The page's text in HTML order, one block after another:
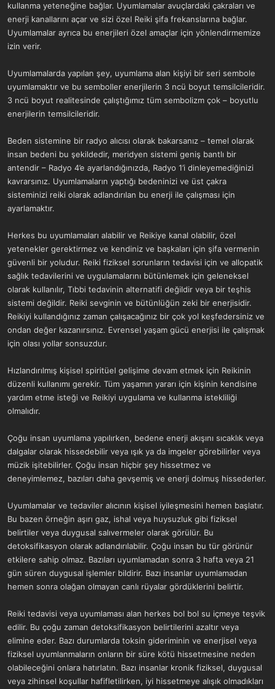
kullanma yeteneğine bağlar. Uyumlamalar avuçlardaki çakraları ve
enerji kanallarını açar ve sizi özel Reiki şifa frekanslarına bağlar.
Uyumlamalar ayrıca bu enerjileri özel amaçlar için yönlendirmemize
izin verir.
Uyumlamalarda yapılan şey, uyumlama alan kişiyi bir seri sembole
uyumlamaktır ve bu semboller enerjilerin 3 ncü boyut temsilcileridir.
3 ncü boyut realitesinde çalıştığımız tüm sembolizm çok – boyutlu
enerjilerin temsilcileridir.
Beden sistemine bir radyo alıcısı olarak bakarsanız – temel olarak
insan bedeni bu şekildedir, meridyen sistemi geniş bantlı bir
antendir – Radyo 4’e ayarlandığınızda, Radyo 1’i dinleyemediğinizi
kavrarsınız. Uyumlamaların yaptığı bedeninizi ve üst çakra
sisteminizi reiki olarak adlandırılan bu enerji ile çalışması için
ayarlamaktır.
Herkes bu uyumlamaları alabilir ve Reikiye kanal olabilir, özel
yetenekler gerektirmez ve kendiniz ve başkaları için şifa vermenin
güvenli bir yoludur. Reiki fiziksel sorunların tedavisi için ve allopatik
sağlık tedavilerini ve uygulamalarını bütünlemek için geleneksel
olarak kullanılır, Tıbbi tedavinin alternatifi değildir veya bir teşhis
sistemi değildir. Reiki sevginin ve bütünlüğün zeki bir enerjisidir.
Reikiyi kullandığınız zaman çalışacağınız bir çok yol keşfedersiniz ve
ondan değer kazanırsınız. Evrensel yaşam gücü enerjisi ile çalışmak
için olası yollar sonsuzdur.
Hızlandırılmış kişisel spiritüel gelişime devam etmek için Reikinin
düzenli kullanımı gerekir. Tüm yaşamın yararı için kişinin kendisine
yardım etme isteği ve Reikiyi uygulama ve kullanma istekliliği
olmalıdır.
Çoğu insan uyumlama yapılırken, bedene enerji akışını sıcaklık veya
dalgalar olarak hissedebilir veya ışık ya da imgeler görebilirler veya
müzik işitebilirler. Çoğu insan hiçbir şey hissetmez ve
deneyimlemez, bazıları daha gevşemiş ve enerji dolmuş hissederler.
Uyumlamalar ve tedaviler alıcının kişisel iyileşmesini hemen başlatır.
Bu bazen örneğin aşırı gaz, ishal veya huysuzluk gibi fiziksel
belirtiler veya duygusal salıvermeler olarak görülür. Bu
detoksifikasyon olarak adlandırılabilir. Çoğu insan bu tür görünür
etkilere sahip olmaz. Bazıları uyumlamadan sonra 3 hafta veya 21
gün süren duygusal işlemler bildirir. Bazı insanlar uyumlamadan
hemen sonra olağan olmayan canlı rüyalar gördüklerini belirtir.
Reiki tedavisi veya uyumlaması alan herkes bol bol su içmeye teşvik
edilir. Bu çoğu zaman detoksifikasyon belirtilerini azaltır veya
elimine eder. Bazı durumlarda toksin gideriminin ve enerjisel veya
fiziksel uyumlanmaların onların bir süre kötü hissetmesine neden
olabileceğini onlara hatırlatın. Bazı insanlar kronik fiziksel, duygusal
veya zihinsel koşullar hafifletilirken, iyi hissetmeye alışık olmadıkları